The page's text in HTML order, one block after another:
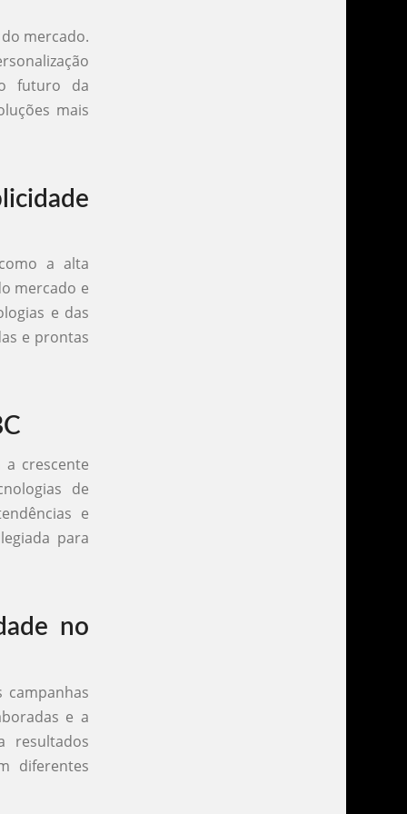
mercado.
futuro da
mais
a alta
mercado e
e das
e prontas
crescente
de
e
para
no
campanhas
e a
resultados
diferentes